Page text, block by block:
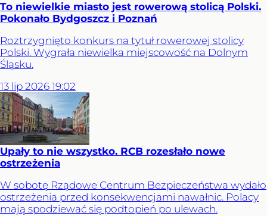
To niewielkie miasto jest rowerową stolicą Polski.
Pokonało Bydgoszcz i Poznań
Roztrzygnięto konkurs na tytuł rowerowej stolicy
Polski. Wygrała niewielka miejscowość na Dolnym
Śląsku.
13 lip 2026 19:02
Upały to nie wszystko. RCB rozesłało nowe
ostrzeżenia
W sobotę Rządowe Centrum Bezpieczeństwa wydało
ostrzeżenia przed konsekwencjami nawałnic. Polacy
mają spodziewać się podtopień po ulewach.